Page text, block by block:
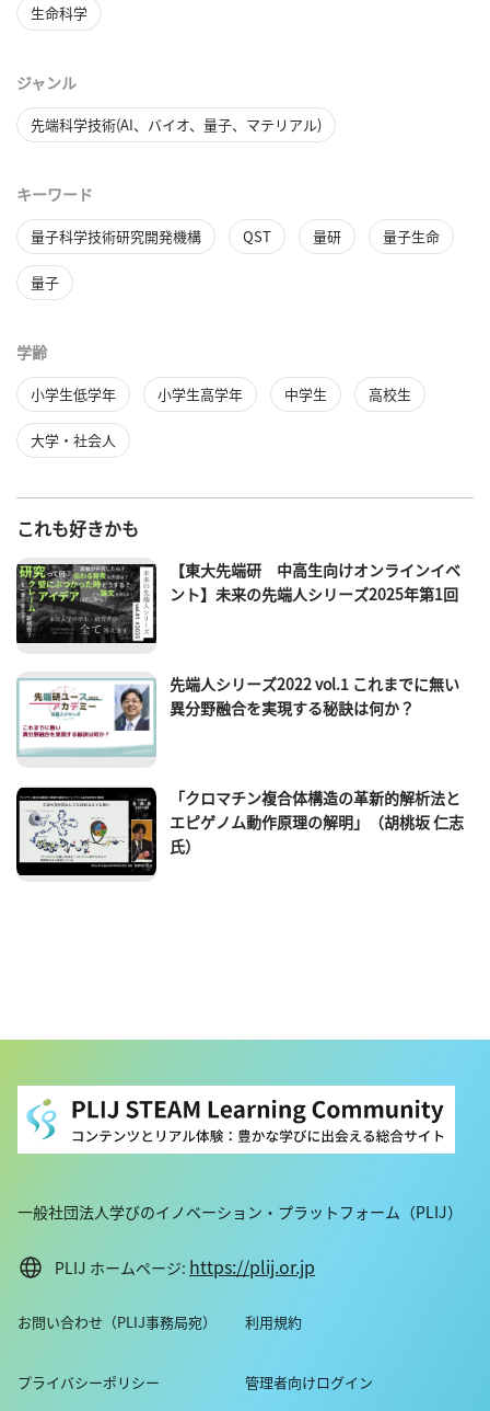
生命科学
ジャンル
先端科学技術(AI、バイオ、量子、マテリアル)
キーワード
量子科学技術研究開発機構 QST 量研 量子生命
量子
学齢
小学生低学年 小学生高学年 中学生 高校生
大学・社会人
これも好きかも
【東大先端研 中高生向けオンラインイベ
ント】未来の先端人シリーズ2025年第1回
先端人シリーズ2022 vol.1 これまでに無い
異分野融合を実現する秘訣は何か？
「クロマチン複合体構造の革新的解析法と
エピゲノム動作原理の解明」（胡桃坂 仁志
氏）
一般社団法人学びのイノベーション・プラットフォーム（PLIJ）
PLIJ ホームページ: https://plij.or.jp
お問い合わせ（PLIJ事務局宛） 利用規約
プライバシーポリシー 管理者向けログイン